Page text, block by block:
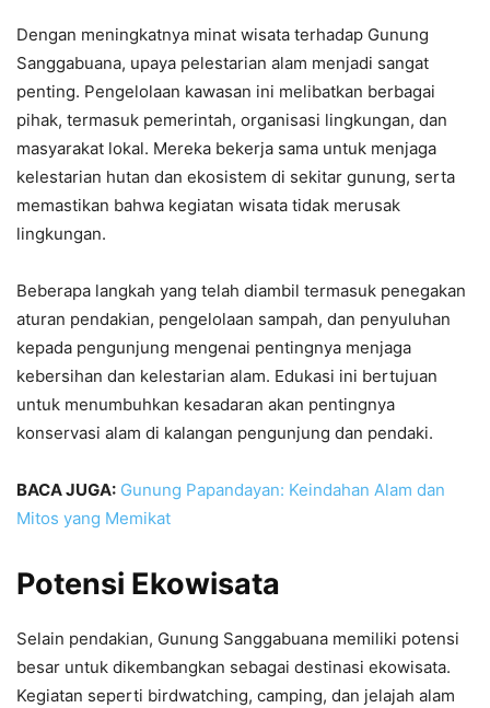
Dengan meningkatnya minat wisata terhadap Gunung
Sanggabuana, upaya pelestarian alam menjadi sangat
penting. Pengelolaan kawasan ini melibatkan berbagai
pihak, termasuk pemerintah, organisasi lingkungan, dan
masyarakat lokal. Mereka bekerja sama untuk menjaga
kelestarian hutan dan ekosistem di sekitar gunung, serta
memastikan bahwa kegiatan wisata tidak merusak
lingkungan.
Beberapa langkah yang telah diambil termasuk penegakan
aturan pendakian, pengelolaan sampah, dan penyuluhan
kepada pengunjung mengenai pentingnya menjaga
kebersihan dan kelestarian alam. Edukasi ini bertujuan
untuk menumbuhkan kesadaran akan pentingnya
konservasi alam di kalangan pengunjung dan pendaki.
BACA JUGA: Gunung Papandayan: Keindahan Alam dan
Mitos yang Memikat
Potensi Ekowisata
Selain pendakian, Gunung Sanggabuana memiliki potensi
besar untuk dikembangkan sebagai destinasi ekowisata.
Kegiatan seperti birdwatching, camping, dan jelajah alam